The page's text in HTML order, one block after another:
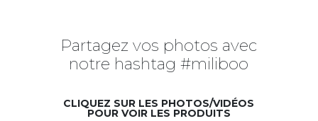
Partagez vos photos avec
notre hashtag #miliboo
CLIQUEZ SUR LES PHOTOS/VIDÉOS
POUR VOIR LES PRODUITS